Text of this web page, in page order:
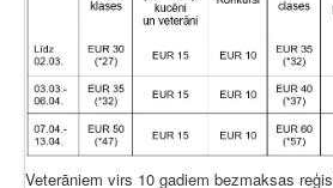
Veterāniem virs 10 gadiem bezmaksas